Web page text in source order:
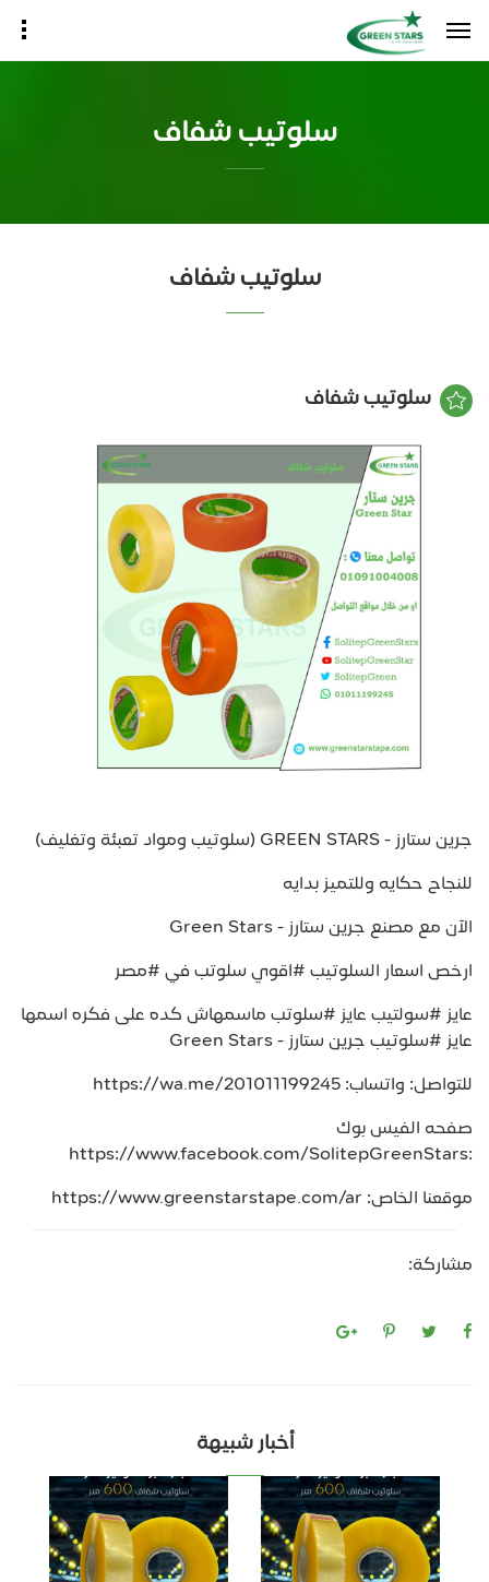
سلوتيب شفاف
سلوتيب شفاف
سلوتيب شفاف
جرين ستارز - GREEN STARS (سلوتيب ومواد تعبئة وتغليف)
للنجاح حكايه وللتميز بدايه
الآن مع مصنع جرين ستارز - Green Stars
ارخص اسعار السلوتيب #اقوي سلوتب في #مصر
عايز #سولتيب عايز #سلوتب ماسمهاش كده على فكره اسمها
عايز #سلوتيب جرين ستارز - Green Stars
للتواصل: واتساب: https://wa.me/201011199245
صفحه الفيس بوك
:https://www.facebook.com/SolitepGreenStars
موقعنا الخاص: https://www.greenstarstape.com/ar
مشاركة:
أخبار شبيهة